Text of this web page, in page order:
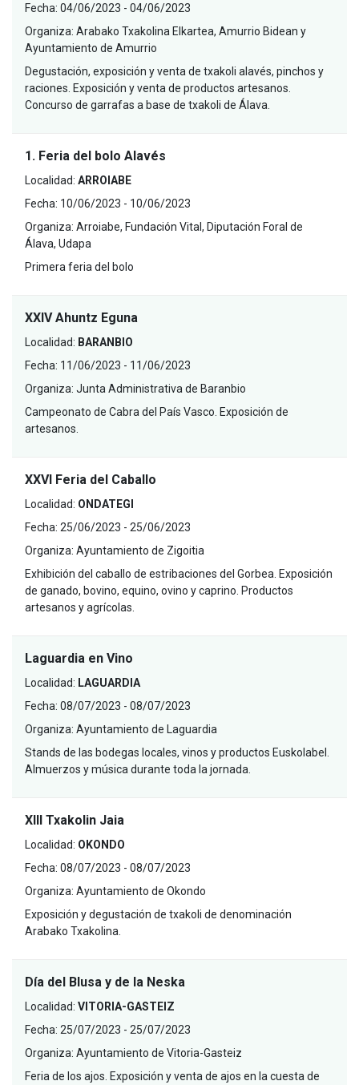
Fecha: 04/06/2023 - 04/06/2023
Organiza: Arabako Txakolina Elkartea, Amurrio Bidean y
Ayuntamiento de Amurrio
Degustación, exposición y venta de txakoli alavés, pinchos y
raciones. Exposición y venta de productos artesanos.
Concurso de garrafas a base de txakoli de Álava.
1. Feria del bolo Alavés
Localidad: ARROIABE
Fecha: 10/06/2023 - 10/06/2023
Organiza: Arroiabe, Fundación Vital, Diputación Foral de
Álava, Udapa
Primera feria del bolo
XXIV Ahuntz Eguna
Localidad: BARANBIO
Fecha: 11/06/2023 - 11/06/2023
Organiza: Junta Administrativa de Baranbio
Campeonato de Cabra del País Vasco. Exposición de
artesanos.
XXVI Feria del Caballo
Localidad: ONDATEGI
Fecha: 25/06/2023 - 25/06/2023
Organiza: Ayuntamiento de Zigoitia
Exhibición del caballo de estribaciones del Gorbea. Exposición
de ganado, bovino, equino, ovino y caprino. Productos
artesanos y agrícolas.
Laguardia en Vino
Localidad: LAGUARDIA
Fecha: 08/07/2023 - 08/07/2023
Organiza: Ayuntamiento de Laguardia
Stands de las bodegas locales, vinos y productos Euskolabel.
Almuerzos y música durante toda la jornada.
XIII Txakolin Jaia
Localidad: OKONDO
Fecha: 08/07/2023 - 08/07/2023
Organiza: Ayuntamiento de Okondo
Exposición y degustación de txakoli de denominación
Arabako Txakolina.
Día del Blusa y de la Neska
Localidad: VITORIA-GASTEIZ
Fecha: 25/07/2023 - 25/07/2023
Organiza: Ayuntamiento de Vitoria-Gasteiz
Feria de los ajos. Exposición y venta de ajos en la cuesta de